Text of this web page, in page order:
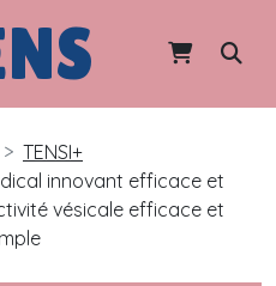
TENSI+
innovant efficace et
vésicale efficace et